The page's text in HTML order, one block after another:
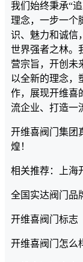
我们始终秉承“
理念，一步一个
识、魅力和诚信
世界强者之林。
营宗旨，开创未
以全新的理念，
作，展现开维喜
流企业、打造一
开维喜阀门集团
煌！
相关推荐：上海
全国实达阀门品
开维喜阀门标志
开维喜阀门怎么